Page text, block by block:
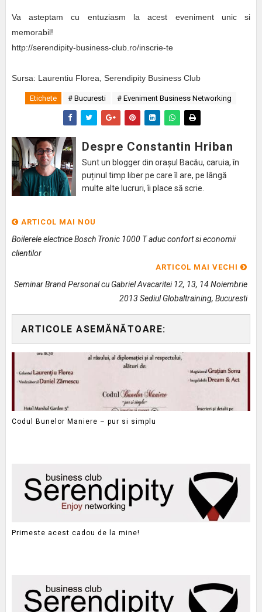
Va asteptam cu entuziasm la acest eveniment unic si
memorabil!
http://serendipity-business-club.ro/inscrie-te
Sursa: Laurentiu Florea, Serendipity Business Club
Etichete # Bucuresti # Eveniment Business Networking
Despre Constantin Hriban
Sunt un blogger din orașul Bacău, caruia, în
puținul timp liber pe care îl are, pe lângă
multe alte lucruri, îi place să scrie.
ARTICOL MAI NOU
Boilerele electrice Bosch Tronic 1000 T aduc confort si economii
clientilor
ARTICOL MAI VECHI
Seminar Brand Personal cu Gabriel Avacaritei 12, 13, 14 Noiembrie
2013 Sediul Globaltraining, Bucuresti
ARTICOLE ASEMĂNĂTOARE:
Codul Bunelor Maniere – pur si simplu
Primeste acest cadou de la mine!